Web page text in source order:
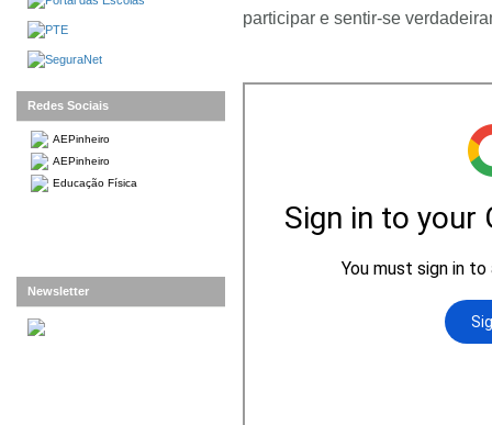
participar e sentir-se
Redes Sociais
AEPinheiro
AEPinheiro
Educação Física
Newsletter